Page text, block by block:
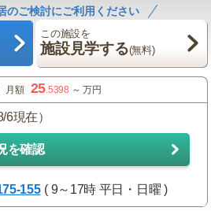
のご検討にご利用ください
この施設を
施設見学する(無料)
月額 25.5398 ～万円
6現在）
を確認
155 ( 9～17時 平日・日曜 )